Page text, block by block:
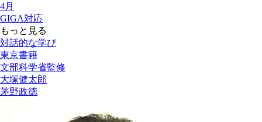
4月
GIGA対応
もっと見る
対話的な学び
東京書籍
文部科学省監修
大塚健太郎
茅野政徳